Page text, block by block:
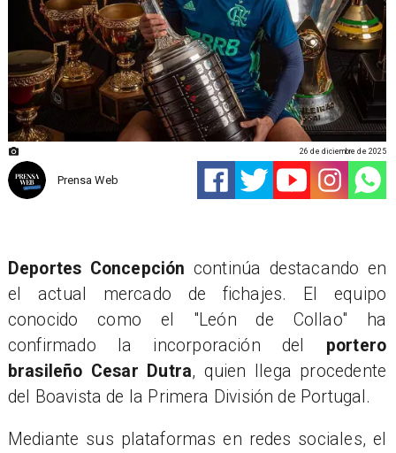
Prensa Web
26 de diciembre de 2025
Deportes Concepción continúa destacando en
el actual mercado de fichajes. El equipo
conocido como el "León de Collao" ha
confirmado la incorporación del portero
brasileño Cesar Dutra, quien llega procedente
del Boavista de la Primera División de Portugal.
Mediante sus plataformas en redes sociales, el